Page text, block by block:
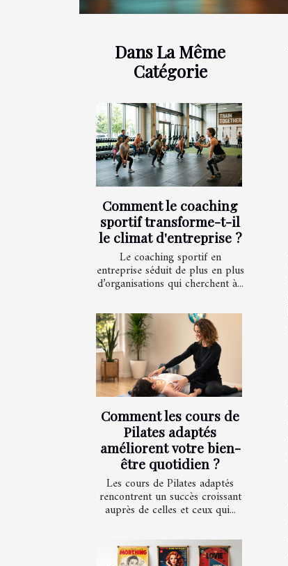
Dans La Même
Catégorie
Comment le coaching
sportif transforme-t-il
le climat d'entreprise ?
Le coaching sportif en
entreprise séduit de plus en plus
d’organisations qui cherchent à...
Comment les cours de
Pilates adaptés
améliorent votre bien-
être quotidien ?
Les cours de Pilates adaptés
rencontrent un succès croissant
auprès de celles et ceux qui...